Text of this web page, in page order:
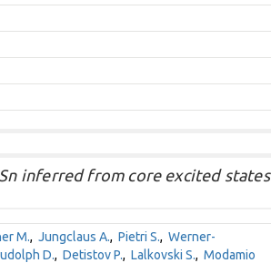
inferred from core excited states
M., Jungclaus A., Pietri S., Werner-
D., Detistov P., Lalkovski S., Modamio